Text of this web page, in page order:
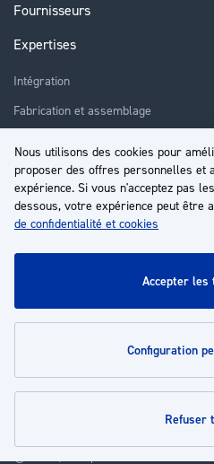
Nous utilisons des cookies pour
proposer des offres personnelles et
expérience. Si vous n'acceptez pas
dessous, votre expérience peut être
de confidentialité et cookies
accepter
configuration
refuser
Fournisseurs
Expertises
Intégration
Fabrication et assemblage
Réparation
Formation
À propos
Service client